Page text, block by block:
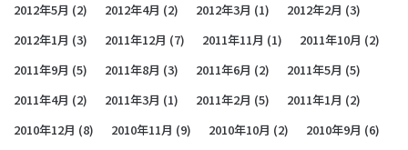
2012年5月 (2) 2012年4月 (2) 2012年3月 (1) 2012年2月 (3)
2012年1月 (3) 2011年12月 (7) 2011年11月 (1) 2011年10月 (2)
2011年9月 (5) 2011年8月 (3) 2011年6月 (2) 2011年5月 (5)
2011年4月 (2) 2011年3月 (1) 2011年2月 (5) 2011年1月 (2)
2010年12月 (8) 2010年11月 (9) 2010年10月 (2) 2010年9月 (6)